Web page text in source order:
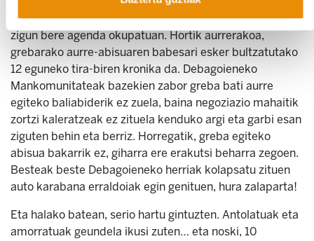
zuen Mankomunitateko arduradunak lekutxo bat egin
zigun bere agenda okupatuan. Hortik aurrerakoa,
grebarako aurre-abisuaren babesari esker bultzatutako
12 eguneko tira-biren kronika da. Debagoieneko
Mankomunitateak bazekien zabor greba bati aurre
egiteko baliabiderik ez zuela, baina negoziazio mahaitik
zortzi kaleratzeak ez zituela kenduko argi eta garbi esan
ziguten behin eta berriz. Horregatik, greba egiteko
abisua bakarrik ez, giharra ere erakutsi beharra zegoen.
Besteak beste Debagoieneko herriak kolapsatu zituen
auto karabana erraldoiak egin genituen, hura zalaparta!
Eta halako batean, serio hartu gintuzten. Antolatuak eta
amorratuak geundela ikusi zuten… eta noski, 10